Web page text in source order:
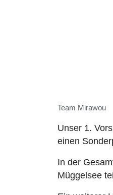
Team Mirawou
Unser 1.
einen
In der
Müggelsee